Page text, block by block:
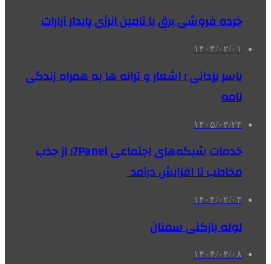
خرده فروشی برق با تامین انرژی پایدار آرارات
۱۴۰۴/۰۲/۰۱
یاسر یزدانی ؛ اشعار و ترانه ها به همراه زندگی
نامه
۱۴۰۵/۰۳/۲۴
خدمات شبکه‌های اجتماعی 7Panel؛ از جذب
مخاطب تا افزایش درآمد
۱۴۰۴/۰۲/۰۳
لوله بازکنی سمنان
۱۴۰۴/۰۴/۰۸